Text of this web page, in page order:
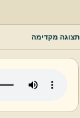
תצוגה מקדימה